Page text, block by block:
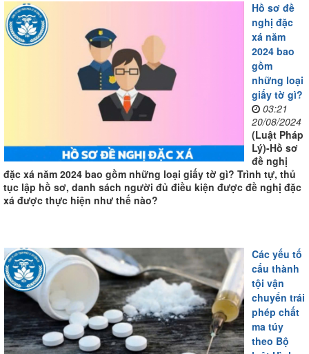
Hồ sơ đề
nghị đặc
xá năm
2024 bao
gồm
những loại
giấy tờ gì?
03:21
20/08/2024
(Luật Pháp
Lý)-Hồ sơ
đề nghị
đặc xá năm 2024 bao gồm những loại giấy tờ gì? Trình tự, thủ
tục lập hồ sơ, danh sách người đủ điều kiện được đề nghị đặc
xá được thực hiện như thế nào?
Các yếu tố
cấu thành
tội vận
chuyển trái
phép chất
ma túy
theo Bộ